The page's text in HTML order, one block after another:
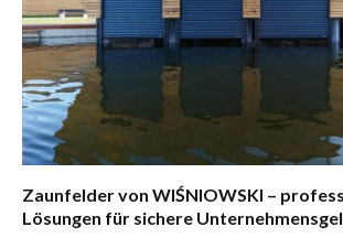
Zaunfelder von WIŚNIOWSKI –
Lösungen für sichere